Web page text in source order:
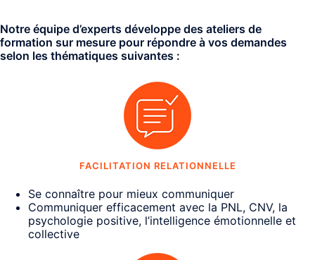
Notre équipe d’experts développe des ateliers de
formation sur mesure pour répondre à vos demandes
selon les thématiques suivantes :
FACILITATION RELATIONNELLE
Se connaître pour mieux communiquer
Communiquer efficacement avec la PNL, CNV, la
psychologie positive, l’intelligence émotionnelle et
collective